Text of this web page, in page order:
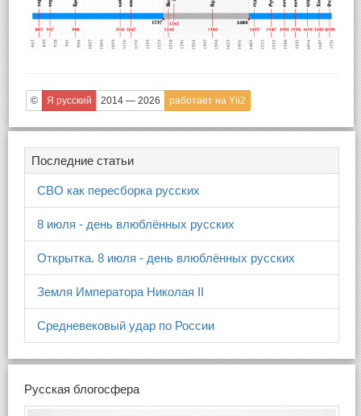
© Я русский 2014 — 2026 работает на Yii2
Последние статьи
СВО как пересборка русских
8 июля - день влюблённых русских
Открытка. 8 июля - день влюблённых русских
Земля Императора Николая II
Средневековый удар по России
Русская блогосфера